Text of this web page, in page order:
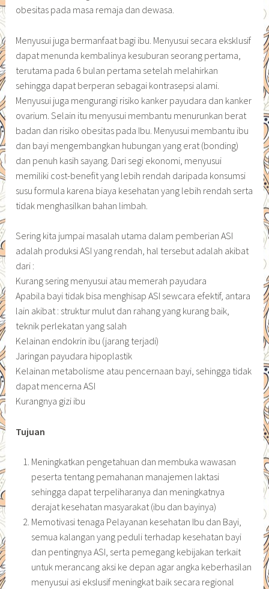
obesitas pada masa remaja dan dewasa.
Menyusui juga bermanfaat bagi ibu. Menyusui secara eksklusif
dapat menunda kembalinya kesuburan seorang pertama,
terutama pada 6 bulan pertama setelah melahirkan
sehingga dapat berperan sebagai kontrasepsi alami.
Menyusui juga mengurangi risiko kanker payudara dan kanker
ovarium. Selain itu menyusui membantu menurunkan berat
badan dan risiko obesitas pada Ibu. Menyusui membantu ibu
dan bayi mengembangkan hubungan yang erat (bonding)
dan penuh kasih sayang. Dari segi ekonomi, menyusui
memiliki cost-benefit yang lebih rendah daripada konsumsi
susu formula karena biaya kesehatan yang lebih rendah serta
tidak menghasilkan bahan limbah.
Sering kita jumpai masalah utama dalam pemberian ASI
adalah produksi ASI yang rendah, hal tersebut adalah akibat
dari :
Kurang sering menyusui atau memerah payudara
Apabila bayi tidak bisa menghisap ASI sewcara efektif, antara
lain akibat : struktur mulut dan rahang yang kurang baik,
teknik perlekatan yang salah
Kelainan endokrin ibu (jarang terjadi)
Jaringan payudara hipoplastik
Kelainan metabolisme atau pencernaan bayi, sehingga tidak
dapat mencerna ASI
Kurangnya gizi ibu
Tujuan
Meningkatkan pengetahuan dan membuka wawasan
peserta tentang pemahanan manajemen laktasi
sehingga dapat terpeliharanya dan meningkatnya
derajat kesehatan masyarakat (ibu dan bayinya)
Memotivasi tenaga Pelayanan kesehatan Ibu dan Bayi,
semua kalangan yang peduli terhadap kesehatan bayi
dan pentingnya ASI, serta pemegang kebijakan terkait
untuk merancang aksi ke depan agar angka keberhasilan
menyusui asi ekslusif meningkat baik secara regional